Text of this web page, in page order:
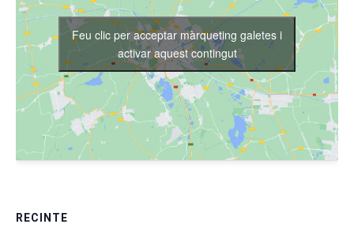
RECINTE
Feu clic per acceptar màrqueting galetes i
activar aquest contingut